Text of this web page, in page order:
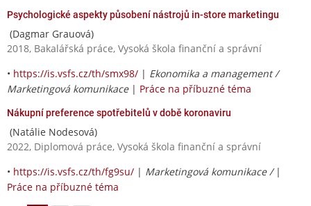
Psychologické aspekty působení nástrojů in-store marketingu
(Dagmar Grauová)
2018, Bakalářská práce, Vysoká škola finanční a správní
• https://is.vsfs.cz/th/smx98/ | Ekonomika a management /
Marketingová komunikace| Práce na příbuzné téma
Nákupní preference spotřebitelů v době koronaviru
(Natálie Nodesová)
2022, Diplomová práce, Vysoká škola finanční a správní
• https://is.vsfs.cz/th/fg9su/ | Marketingová komunikace / |
Práce na příbuzné téma